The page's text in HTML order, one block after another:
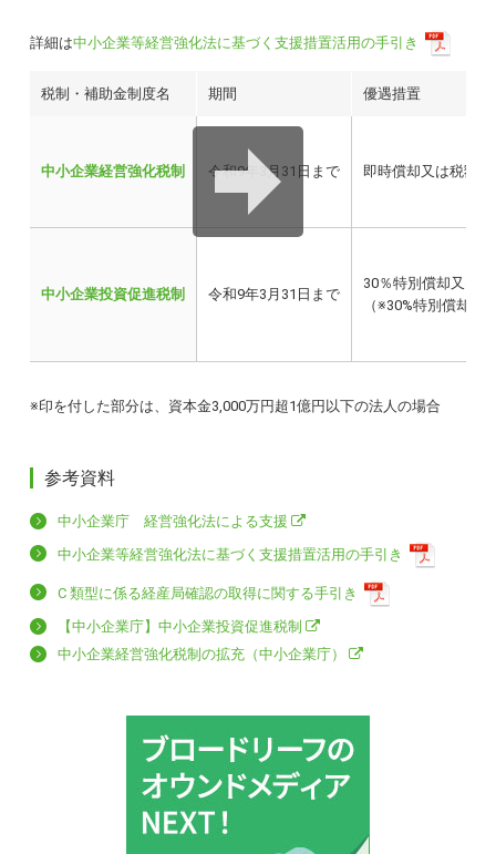
詳細は中小企業等経営強化法に基づく支援措置活用の手引き
税制・補助金制度名 期間 優遇措置
中小企業経営強化税制 令和9年3月31日まで 即時償却又は税額
中小企業投資促進税制 令和9年3月31日まで
30％特別償却又は
（※30%特別償却の
※印を付した部分は、資本金3,000万円超1億円以下の法人の場合
参考資料
中小企業庁 経営強化法による支援
中小企業等経営強化法に基づく支援措置活用の手引き
C 類型に係る経産局確認の取得に関する手引き
【中小企業庁】中小企業投資促進税制
中小企業経営強化税制の拡充（中小企業庁）